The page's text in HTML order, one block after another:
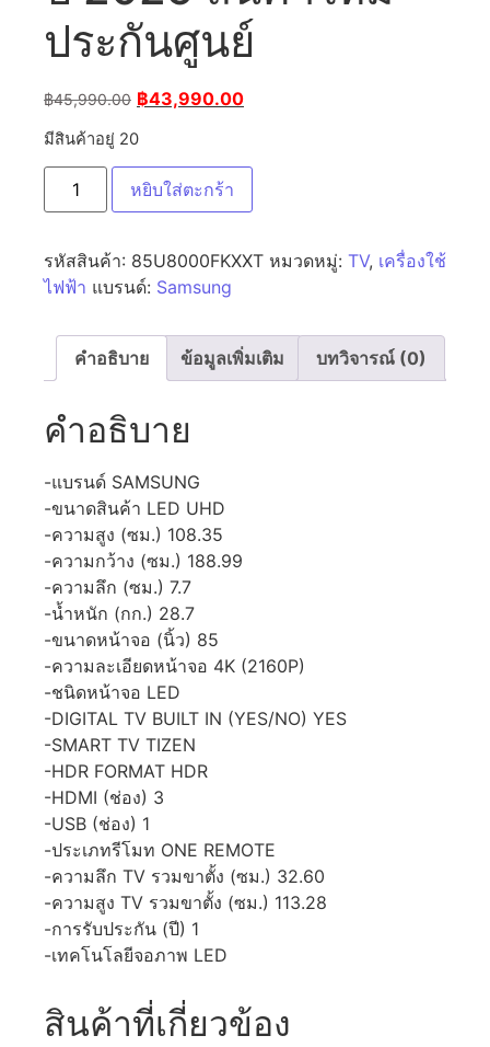
ประกันศูนย์
฿45,990.00 ฿43,990.00
มีสินค้าอยู่ 20
หยิบใส่ตะกร้า
รหัสสินค้า: 85U8000FKXXT หมวดหมู่: TV, เครื่องใช้
ไฟฟ้า แบรนด์: Samsung
คำอธิบาย ข้อมูลเพิ่มเติม บทวิจารณ์ (0)
คำอธิบาย
-แบรนด์ SAMSUNG
-ขนาดสินค้า LED UHD
-ความสูง (ซม.) 108.35
-ความกว้าง (ซม.) 188.99
-ความลึก (ซม.) 7.7
-น้ำหนัก (กก.) 28.7
-ขนาดหน้าจอ (นิ้ว) 85
-ความละเอียดหน้าจอ 4K (2160P)
-ชนิดหน้าจอ LED
-DIGITAL TV BUILT IN (YES/NO) YES
-SMART TV TIZEN
-HDR FORMAT HDR
-HDMI (ช่อง) 3
-USB (ช่อง) 1
-ประเภทรีโมท ONE REMOTE
-ความลึก TV รวมขาตั้ง (ซม.) 32.60
-ความสูง TV รวมขาตั้ง (ซม.) 113.28
-การรับประกัน (ปี) 1
-เทคโนโลยีจอภาพ LED
สินค้าที่เกี่ยวข้อง